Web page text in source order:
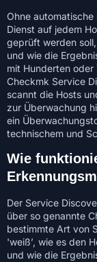
Ohne
Dienst auf jedem
geprüft werden
und wie die
mit Hunderten
Checkmk Service
scannt die Hosts
zur Überwachung
ein
technischem und
Wie
Der Service
über so genannte
bestimmte Art von
'weiß’, wie es den
und wie die